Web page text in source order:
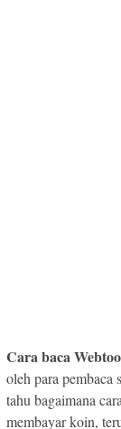
Cara baca
oleh para pembaca
tahu bagaimana
membayar koin,